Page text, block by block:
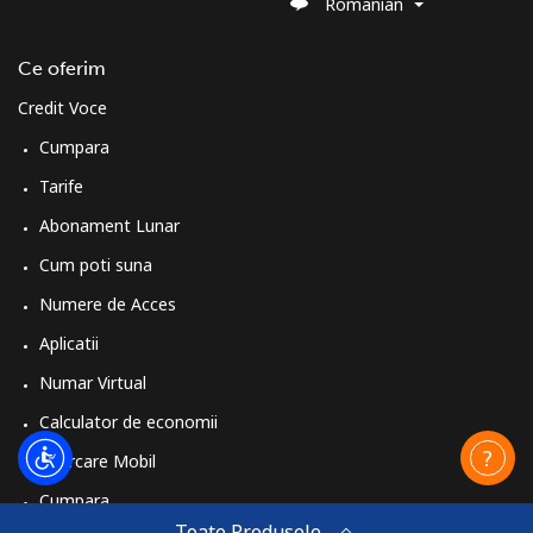
Ce oferim
Credit Voce
Cumpara
Tarife
Abonament Lunar
Cum poti suna
Numere de Acces
Aplicatii
Numar Virtual
Calculator de economii
Reincarcare Mobil
Cumpara